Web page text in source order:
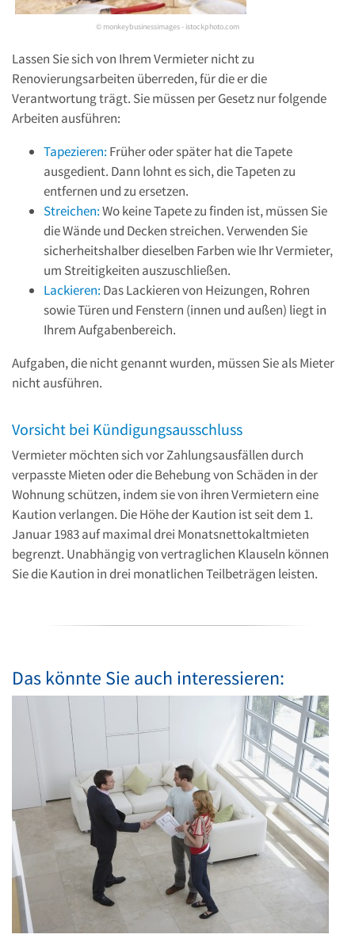
© monkeybusinessimages - istockphoto.com
Lassen Sie sich von Ihrem Vermieter nicht zu
Renovierungsarbeiten überreden, für die er die
Verantwortung trägt. Sie müssen per Gesetz nur folgende
Arbeiten ausführen:
Tapezieren: Früher oder später hat die Tapete
ausgedient. Dann lohnt es sich, die Tapeten zu
entfernen und zu ersetzen.
Streichen:Wo keine Tapete zu finden ist, müssen Sie
die Wände und Decken streichen. Verwenden Sie
sicherheitshalber dieselben Farben wie Ihr Vermieter,
um Streitigkeiten auszuschließen.
Lackieren: Das Lackieren von Heizungen, Rohren
sowie Türen und Fenstern (innen und außen) liegt in
Ihrem Aufgabenbereich.
Aufgaben, die nicht genannt wurden, müssen Sie als Mieter
nicht ausführen.
Vorsicht bei Kündigungsausschluss
Vermieter möchten sich vor Zahlungsausfällen durch
verpasste Mieten oder die Behebung von Schäden in der
Wohnung schützen, indem sie von ihren Vermietern eine
Kaution verlangen. Die Höhe der Kaution ist seit dem 1.
Januar 1983 auf maximal drei Monatsnettokaltmieten
begrenzt. Unabhängig von vertraglichen Klauseln können
Sie die Kaution in drei monatlichen Teilbeträgen leisten.
Das könnte Sie auch interessieren: